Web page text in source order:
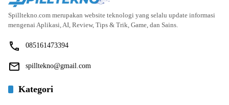
Spilltekno.com merupakan website teknologi yang selalu update informasi
mengenai Aplikasi, AI, Review, Tips & Trik, Game, dan Sains.
085161473394
spilltekno@gmail.com
Kategori